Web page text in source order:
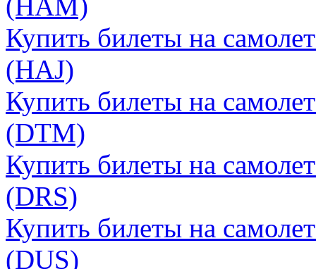
Купить билеты на
(HAJ)
Купить билеты на
(DTM)
Купить билеты на
(DRS)
Купить билеты на
(DUS)